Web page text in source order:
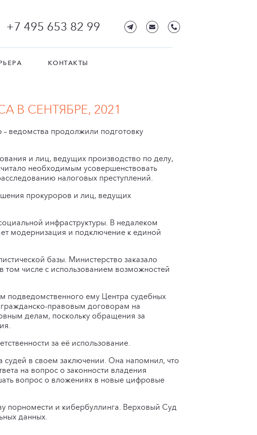
+7 495 653 82 99
КОНТАКТЫ
СЕНТЯБРЕ, 2021
ведомства продолжили подготовку
и лиц, ведущих производство по делу,
необходимым усовершенствовать
налоговых преступлений.
прокуроров и лиц, ведущих
инфраструктуры. В недалеком
модернизация и подключение к единой
базы. Министерство заказало
том числе с использованием возможностей
подведомственного ему Центра судебных
правовым договорам на
делам, поскольку обращения за
за её использование.
судей в своем заключении. Она напомнил, что
на вопрос о законности владения
вопрос о вложениях в новые цифровые
порномести и кибербуллинга. Верховый Суд
данных.